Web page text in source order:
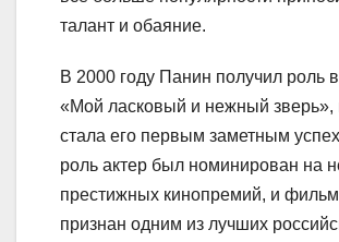
талант и обаяние.
В 2000 году Панин получил роль
«Мой ласковый и нежный зверь»,
стала его первым заметным
роль актер был номинирован на
престижных кинопремий, и
признан одним из лучших